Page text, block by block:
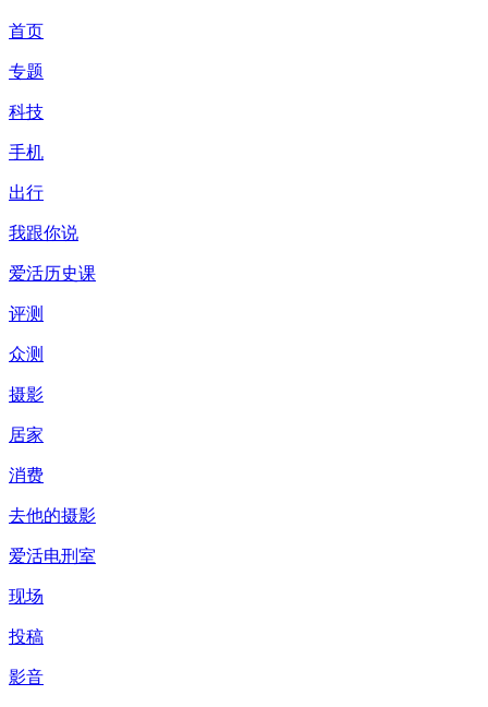
首页
专题
科技
手机
出行
我跟你说
爱活历史课
评测
众测
摄影
居家
消费
去他的摄影
爱活电刑室
现场
投稿
影音